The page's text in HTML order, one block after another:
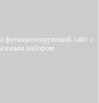
функционирующий сайт с
набором